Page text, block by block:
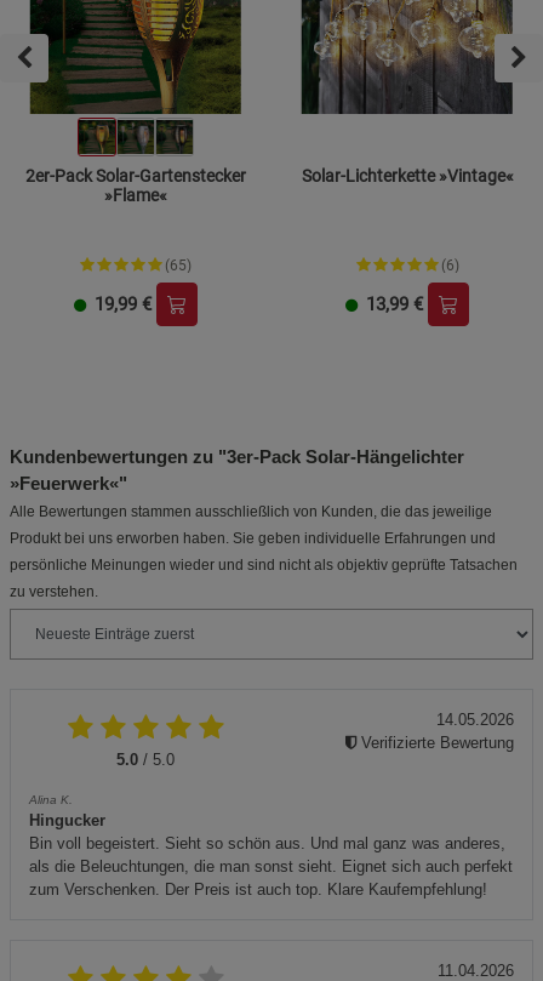
2er-Pack Solar-Gartenstecker
»Flame«
(65)
19,99 €
Solar-Lichterkette »Vintage«
(6)
13,99 €
Kundenbewertungen zu "3er-Pack Solar-Hängelichter
»Feuerwerk«"
Alle Bewertungen stammen ausschließlich von Kunden, die das jeweilige
Produkt bei uns erworben haben. Sie geben individuelle Erfahrungen und
persönliche Meinungen wieder und sind nicht als objektiv geprüfte Tatsachen
zu verstehen.
5.0 / 5.0
Alina K.
Hingucker
Bin voll begeistert. Sieht so schön aus. Und mal ganz was anderes,
als die Beleuchtungen, die man sonst sieht. Eignet sich auch perfekt
zum Verschenken. Der Preis ist auch top. Klare Kaufempfehlung!
14.05.2026
Verifizierte Bewertung
11.04.2026